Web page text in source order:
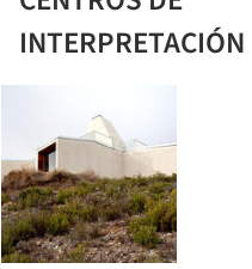
INTERPRETACIÓN